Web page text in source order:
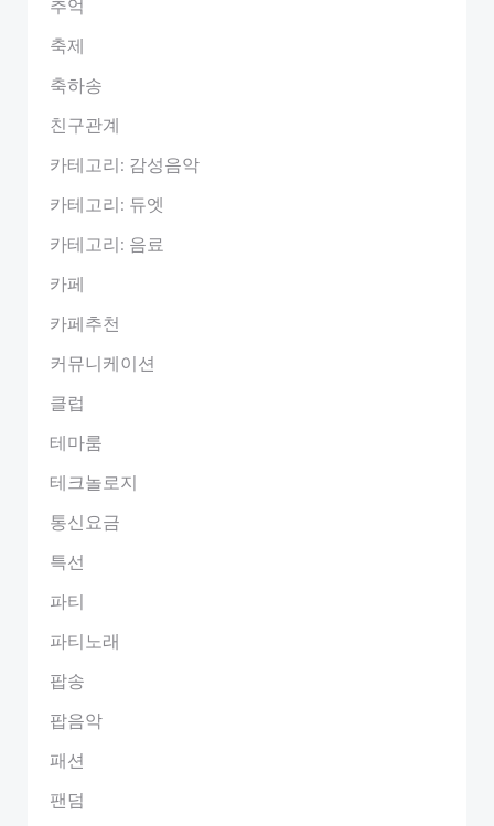
추억
축제
축하송
친구관계
카테고리: 감성음악
카테고리: 듀엣
카테고리: 음료
카페
카페추천
커뮤니케이션
클럽
테마룸
테크놀로지
통신요금
특선
파티
파티노래
팝송
팝음악
패션
팬덤